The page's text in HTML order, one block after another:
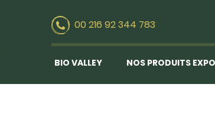
00 216 92 344 783
BIO VALLEY NOS PRODUITS